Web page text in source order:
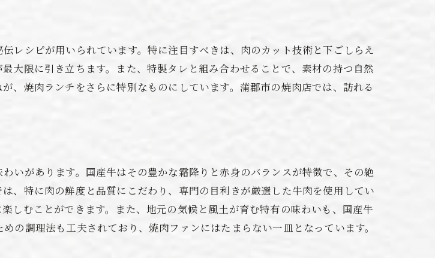
を知る
しむ焼肉ランチ
レシピが用いられています。特に注目すべきは、肉のカット技術と下ごしらえ
大限に引き立ちます。また、特製タレと組み合わせることで、素材の持つ自然
、焼肉ランチをさらに特別なものにしています。蒲郡市の焼肉店では、訪れる
いがあります。国産牛はその豊かな霜降りと赤身のバランスが特徴で、その絶
、特に肉の鮮度と品質にこだわり、専門の目利きが厳選した牛肉を使用してい
しむことができます。また、地元の気候と風土が育む特有の味わいも、国産牛
の調理法も工夫されており、焼肉ファンにはたまらない一皿となっています。